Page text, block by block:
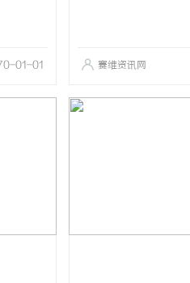
01-01 赛维资讯网